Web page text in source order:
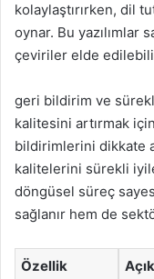
kolaylaştırırken, dil
oynar. Bu yazılımlar
çeviriler elde
geri bildirim ve
kalitesini artırmak
bildirimlerini dikkate
kalitelerini sürekli
döngüsel süreç
sağlanır hem de
Özellik